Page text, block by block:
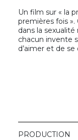
Un film sur « la
premières fois
dans la
chacun invente
d’aimer et de se
PRODUCTION